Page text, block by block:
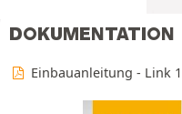
DOKUMENTATION
Einbauanleitung - Link 1